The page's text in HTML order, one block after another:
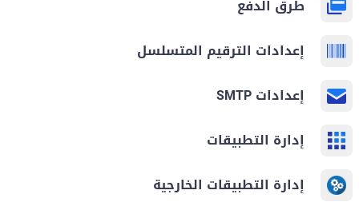
طرق الدفع
إعدادات الترقيم المتسلسل
إعدادات SMTP
إدارة التطبيقات
إدارة التطبيقات الخارجية